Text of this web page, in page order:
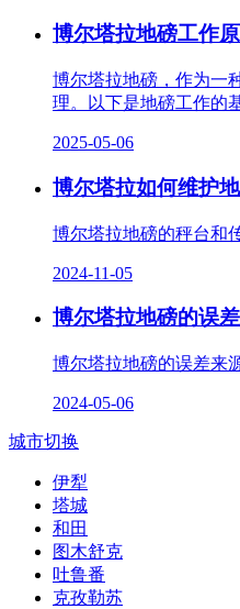
博尔塔拉地磅工作
博尔塔拉地磅，作为一
理。以下是地磅工作的
2025-05-06
博尔塔拉如何维护
博尔塔拉地磅的秤台和
2024-11-05
博尔塔拉地磅的误
博尔塔拉地磅的误差来
2024-05-06
城市切换
伊犁
塔城
和田
图木舒克
吐鲁番
克孜勒苏